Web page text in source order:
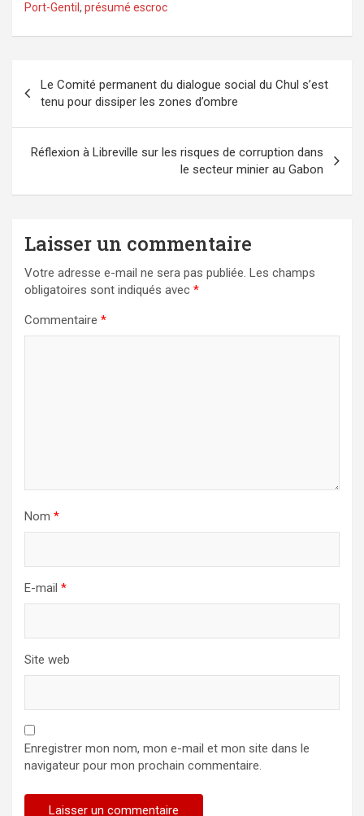
Port-Gentil , présumé escroc
de
l’article
Le Comité permanent du dialogue social du Chul s’est
tenu pour dissiper les zones d’ombre
Réflexion à Libreville sur les risques de corruption dans
le secteur minier au Gabon
Laisser un commentaire
Votre adresse e-mail ne sera pas publiée. Les champs
obligatoires sont indiqués avec *
Commentaire *
Nom *
E-mail *
Site web
Enregistrer mon nom, mon e-mail et mon site dans le
navigateur pour mon prochain commentaire.